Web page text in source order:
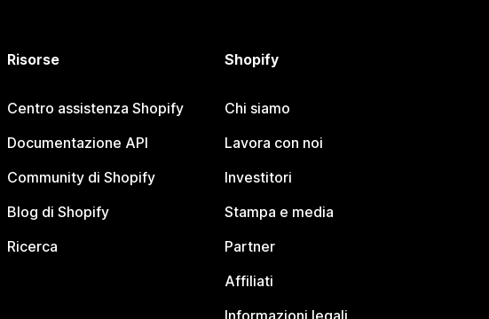
Risorse
Centro assistenza Shopify
Documentazione API
Community di Shopify
Blog di Shopify
Ricerca
Shopify
Chi siamo
Lavora con noi
Investitori
Stampa e media
Partner
Affiliati